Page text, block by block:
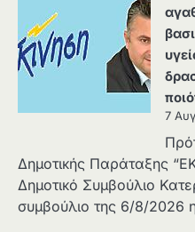
7
Δημοτικής Παράταξης
Δημοτικό Συμβούλιο
συμβούλιο της 6/8/2026